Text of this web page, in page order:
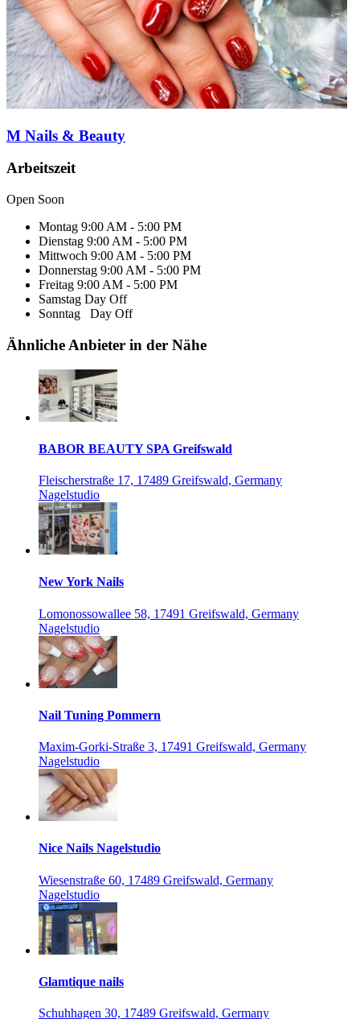
M Nails & Beauty
Arbeitszeit
Open Soon
Montag 9:00 AM - 5:00 PM
Dienstag 9:00 AM - 5:00 PM
Mittwoch 9:00 AM - 5:00 PM
Donnerstag 9:00 AM - 5:00 PM
Freitag 9:00 AM - 5:00 PM
Samstag Day Off
Sonntag Day Off
Ähnliche Anbieter in der Nähe
BABOR BEAUTY SPA Greifswald
Fleischerstraße 17, 17489 Greifswald, Germany
Nagelstudio
New York Nails
Lomonossowallee 58, 17491 Greifswald, Germany
Nagelstudio
Nail Tuning Pommern
Maxim-Gorki-Straße 3, 17491 Greifswald, Germany
Nagelstudio
Nice Nails Nagelstudio
Wiesenstraße 60, 17489 Greifswald, Germany
Nagelstudio
Glamtique nails
Schuhhagen 30, 17489 Greifswald, Germany